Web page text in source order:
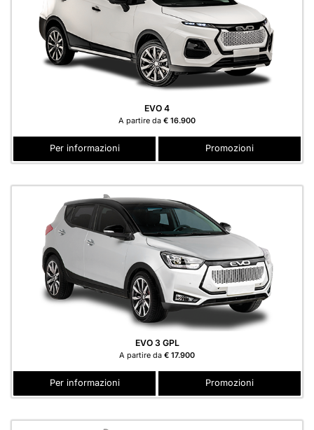
EVO 4
A partire da € 16.900
Per informazioni Promozioni
EVO 3 GPL
A partire da € 17.900
Per informazioni Promozioni